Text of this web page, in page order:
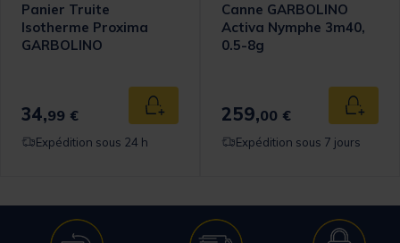
Panier Truite
Isotherme Proxima
GARBOLINO
34,99 € Ajouter au panier
Expédition sous 24 h
Canne GARBOLINO
Activa Nymphe 3m40,
0.5-8g
259,00 €
Expédition sous 7 jours